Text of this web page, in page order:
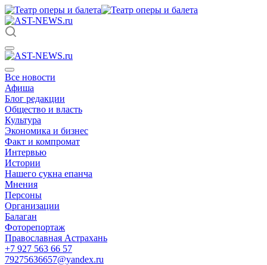
Все новости
Афиша
Блог редакции
Общество и власть
Культура
Экономика и бизнес
Факт и компромат
Интервью
Истории
Нашего сукна епанча
Мнения
Персоны
Организации
Балаган
Фоторепортаж
Православная Астрахань
+7 927 563 66 57
79275636657@yandex.ru